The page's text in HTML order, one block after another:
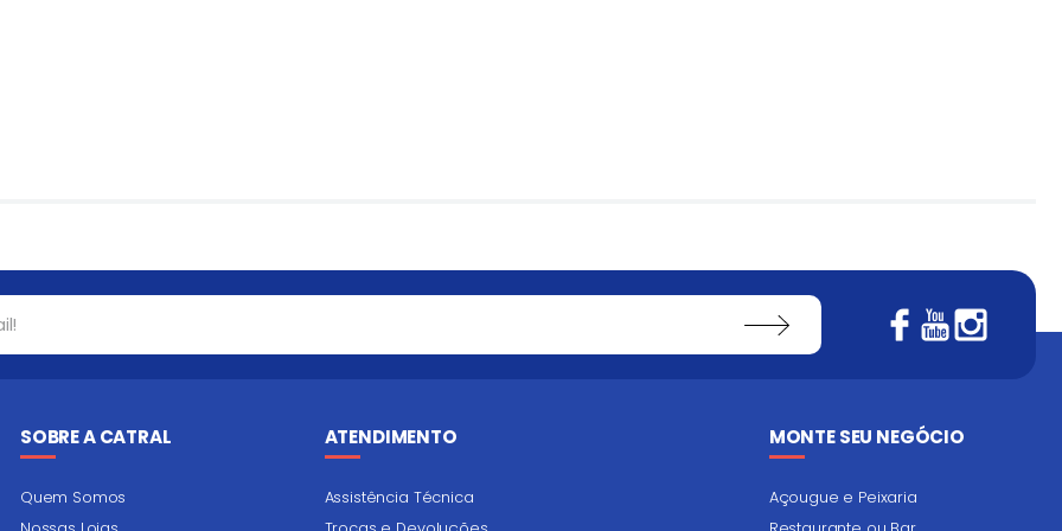
SOBRE A CATRAL
Quem Somos
ATENDIMENTO
Assistência Técnica
MONTE SEU NEGÓCIO
Açougue e Peixaria